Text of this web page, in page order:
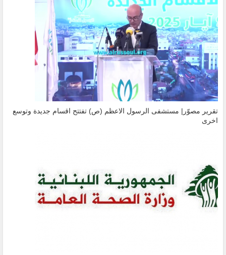
تقرير مصوّر| مستشفى الرسول الاعظم (ص) تفتتح اقسام جديدة وتوسع
اخرى